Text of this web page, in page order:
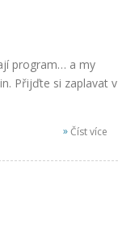
program… a my
Přijďte si zaplavat v
»Číst více